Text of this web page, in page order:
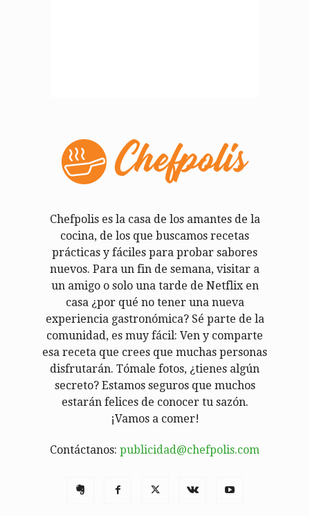
Chefpolis es la casa de los amantes de la
cocina, de los que buscamos recetas
prácticas y fáciles para probar sabores
nuevos. Para un fin de semana, visitar a
un amigo o solo una tarde de Netflix en
casa ¿por qué no tener una nueva
experiencia gastronómica? Sé parte de la
comunidad, es muy fácil: Ven y comparte
esa receta que crees que muchas personas
disfrutarán. Tómale fotos, ¿tienes algún
secreto? Estamos seguros que muchos
estarán felices de conocer tu sazón.
¡Vamos a comer!
Contáctanos:publicidad@chefpolis.com